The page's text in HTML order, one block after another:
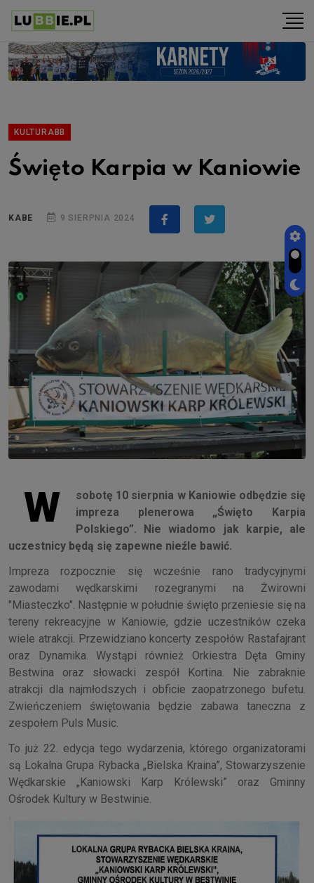
KULTURABB
Święto Karpia w Kaniowie
KABE 9 SIERPNIA 2024
W
sobotę 10 sierpnia w Kaniowie odbędzie się
impreza plenerowa „Święto Karpia
Polskiego”. Nie wiadomo jak karpie, ale
uczestnicy będą się zapewne nieźle bawić.
Impreza rozpocznie się wcześnie rano tradycyjnymi
zawodami wędkarskimi rozegranymi na Żwirowni
"Miasteczko". Następnie w południe święto przeniesie się na
tereny rekreacyjne w Kaniowie, gdzie uczestników czeka
wiele atrakcji. Przewidziano koncerty zespołów Rastafajrant
oraz Dynamika. Wystąpi również Orkiestra Dęta Gminy
Bestwina oraz słowacki zespół Kortina. Nie zabraknie
atrakcji dla najmłodszych i obficie zaopatrzonego bufetu.
Zwieńczeniem świętowania będzie zabawa taneczna z
zespołem Puls Music.
To już 22. edycja tego wydarzenia, którego organizatorami
są Lokalna Grupa Rybacka „Bielska Kraina”, Stowarzyszenie
Wędkarskie „Kaniowski Karp Królewski” oraz Gminny
Ośrodek Kultury w Bestwinie.